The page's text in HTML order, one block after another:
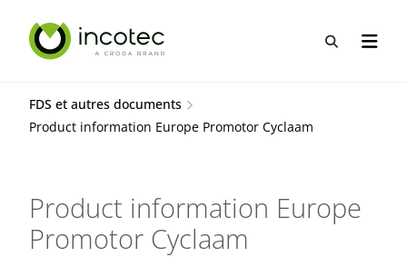
contenu
menu
FDS et autres documents
Product information Europe Promotor Cyclaam
Product information Europe
Promotor Cyclaam